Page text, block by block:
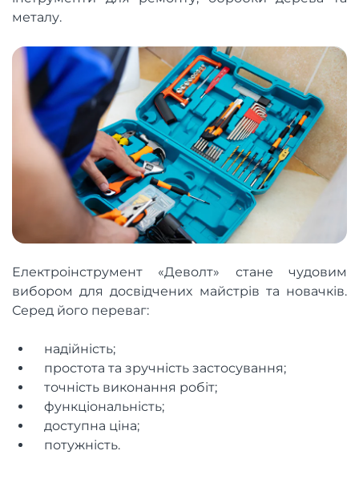
металу.
Електроінструмент «Деволт» стане чудовим
вибором для досвідчених майстрів та новачків.
Серед його переваг:
надійність;
простота та зручність застосування;
точність виконання робіт;
функціональність;
доступна ціна;
потужність.